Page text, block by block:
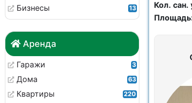
Бизнесы 13
Аренда
Гаражи 3
Дома 63
Квартиры 220
Кол. сан.